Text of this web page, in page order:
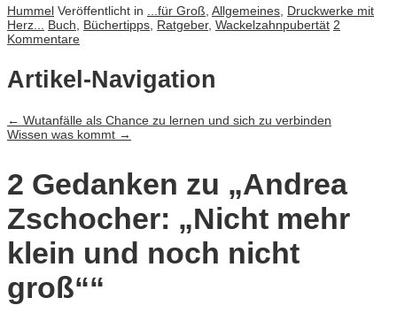
Hummel Veröffentlicht in ...für Groß, Allgemeines, Druckwerke mit
Herz... Buch, Büchertipps, Ratgeber, Wackelzahnpubertät 2
Kommentare
Artikel-Navigation
← Wutanfälle als Chance zu lernen und sich zu verbinden
Wissen was kommt →
2 Gedanken zu „Andrea
Zschocher: „Nicht mehr
klein und noch nicht
groß““